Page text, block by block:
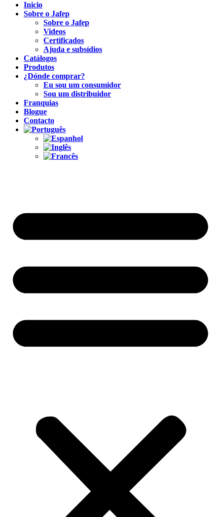
Inicio
Sobre o Jafep
Sobre o Jafep
Videos
Certificados
Ajuda e subsídios
Catálogos
Produtos
¿Dónde comprar?
Eu sou um consumidor
Sou um distribuidor
Franquias
Blogue
Contacto